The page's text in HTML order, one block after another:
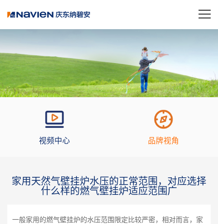
视频中心 品牌视角
家用天然气壁挂炉水压的正常范围，对应选择
什么样的燃气壁挂炉适应范围广
一般家用的燃气壁挂炉的水压范围限定比较严密，相对而言，家